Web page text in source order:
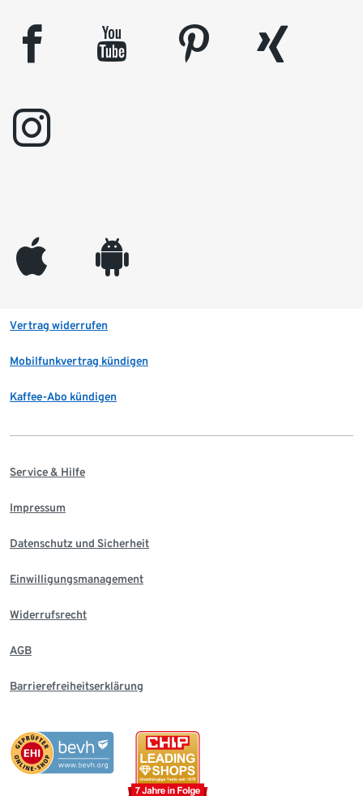
facebook youtube pinterest
xing
instagram
appleinc android
Vertrag widerrufen
Mobilfunkvertrag kündigen
Kaffee-Abo kündigen
Service & Hilfe
Impressum
Datenschutz und Sicherheit
Einwilligungsmanagement
Widerrufsrecht
AGB
Barrierefreiheitserklärung